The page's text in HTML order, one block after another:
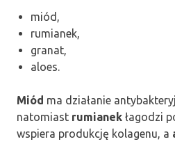
miód,
rumianek,
granat,
aloes.
Miód ma działanie
natomiast rumianek łagodzi
wspiera produkcję kolagenu, a